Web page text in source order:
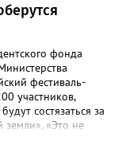
фонда
фестиваль-
участников,
состязаться за
земли». «Это не